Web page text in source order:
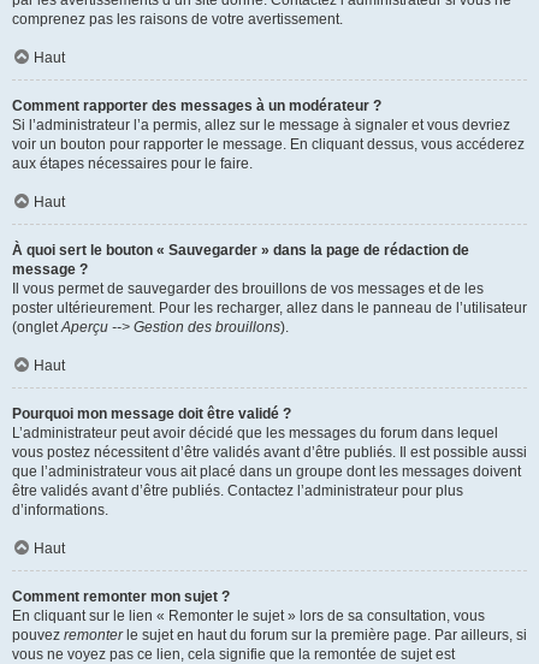
comprenez pas les raisons de votre avertissement.
Haut
Comment rapporter des messages à un modérateur ?
Si l’administrateur l’a permis, allez sur le message à signaler et vous devriez
voir un bouton pour rapporter le message. En cliquant dessus, vous accéderez
aux étapes nécessaires pour le faire.
Haut
À quoi sert le bouton « Sauvegarder » dans la page de rédaction de
message ?
Il vous permet de sauvegarder des brouillons de vos messages et de les
poster ultérieurement. Pour les recharger, allez dans le panneau de l’utilisateur
(ongletAperçu --> Gestion des brouillons).
Haut
Pourquoi mon message doit être validé ?
L’administrateur peut avoir décidé que les messages du forum dans lequel
vous postez nécessitent d’être validés avant d’être publiés. Il est possible aussi
que l’administrateur vous ait placé dans un groupe dont les messages doivent
être validés avant d’être publiés. Contactez l’administrateur pour plus
d’informations.
Haut
Comment remonter mon sujet ?
En cliquant sur le lien « Remonter le sujet » lors de sa consultation, vous
pouvez remonterle sujet en haut du forum sur la première page. Par ailleurs, si
vous ne voyez pas ce lien, cela signifie que la remontée de sujet est